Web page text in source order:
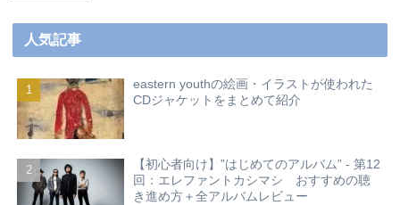
人気記事
eastern youthの絵画・イラストが使われた
CDジャケットをまとめて紹介
【初心者向け】”はじめてのアルバム” - 第12
回：エレファントカシマシ おすすめの聴
き進め方＋全アルバムレビュー